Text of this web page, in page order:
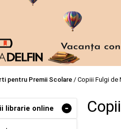
pentru Premii Scolare / Copiii Fulgi de
librarie online -